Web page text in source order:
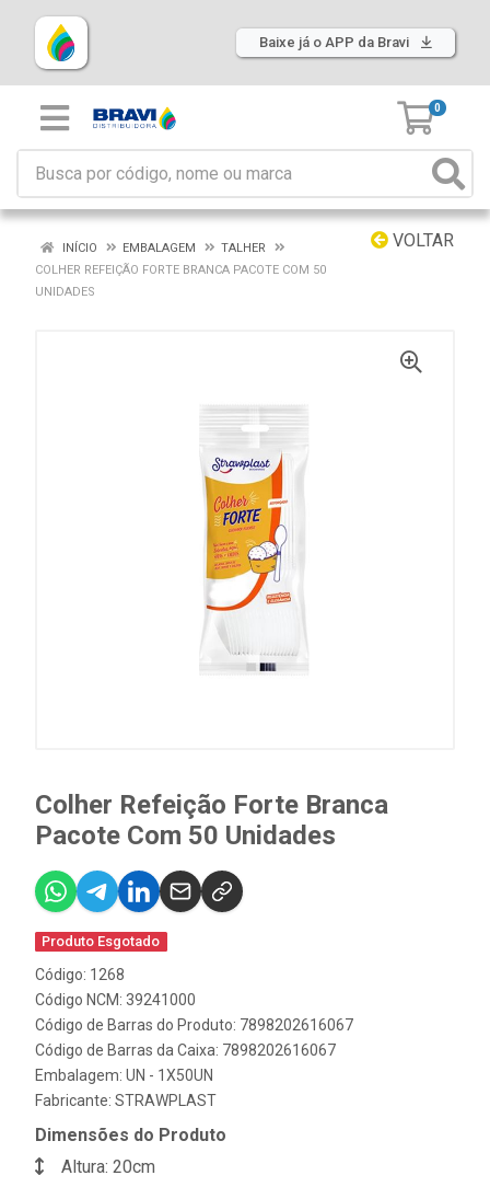
Baixe já o APP da Bravi
0
VOLTAR
INÍCIO EMBALAGEM
TALHER
COLHER REFEIÇÃO FORTE BRANCA PACOTE COM 50
UNIDADES
Colher Refeição Forte Branca
Pacote Com 50 Unidades
Produto Esgotado
Código: 1268
Código NCM: 39241000
Código de Barras do Produto: 7898202616067
Código de Barras da Caixa: 7898202616067
Embalagem: UN - 1X50UN
Fabricante: STRAWPLAST
Dimensões do Produto
Altura: 20cm